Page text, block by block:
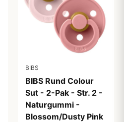
BIBS
BIBS Rund Colour
Sut - 2-Pak - Str. 2 -
Naturgummi -
Blossom/Dusty Pink